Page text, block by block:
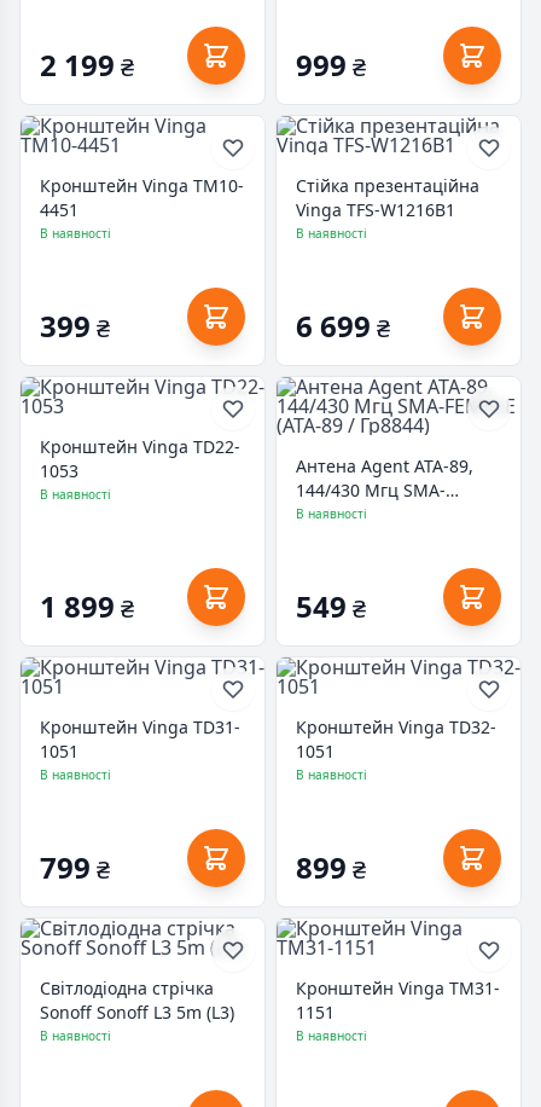
2 199 ₴ 999 ₴
Кронштейн Vinga TM10-
4451
В наявності
399 ₴
Стійка презентаційна
Vinga TFS-W1216B1
В наявності
6 699 ₴
Кронштейн Vinga TD22-
1053
В наявності
1 899 ₴
Антена Agent ATA-89,
144/430 Мгц SMA-
FEMALE (ATA-89 / Гр8844)
В наявності
549 ₴
Кронштейн Vinga TD31-
1051
В наявності
799 ₴
Кронштейн Vinga TD32-
1051
В наявності
899 ₴
Світлодіодна стрічка
Sonoff Sonoff L3 5m (L3)
В наявності
Кронштейн Vinga TM31-
1151
В наявності